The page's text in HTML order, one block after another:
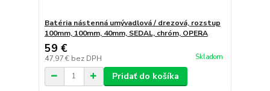
Batéria nástenná umývadlová / drezová, rozstup
100mm, 100mm, 40mm, SEDAL, chróm, OPERA
59 €
47,97 € bez DPH Skladom
Pridať do košíka